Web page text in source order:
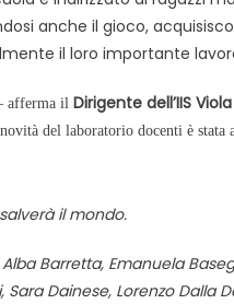
anche il gioco,
il loro importante
afferma il Dirigente dell’IIS
del laboratorio docenti è
il mondo.
Barretta, Emanuela
Dainese, Lorenzo Dalla